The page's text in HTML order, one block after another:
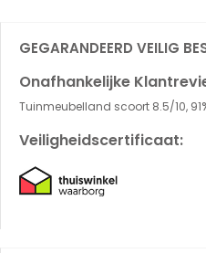
GEGARANDEERD VEILIG
Onafhankelijke
Tuinmeubelland scoort 8.5/10,
Veiligheidscertificaat: